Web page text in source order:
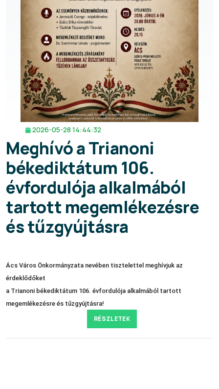
2026-05-28 14:44:32
Meghívó a Trianoni
békediktátum 106.
évfordulója alkalmából
tartott megemlékezésre
és tűzgyújtásra
Ács Város Önkormányzata nevében tisztelettel meghívjuk az
érdeklődőket
a Trianoni békediktátum 106. évfordulója alkalmából tartott
megemlékezésre és tűzgyújtásra!
RÉSZLETEK